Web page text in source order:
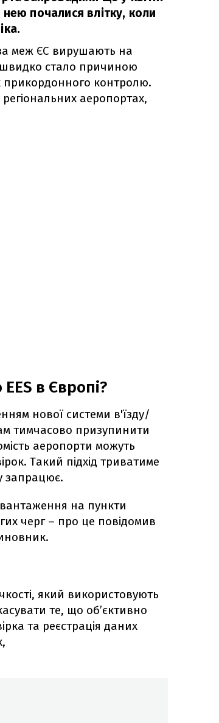
почалися влітку, коли
меж ЄС вирушають на
швидко стало причиною
прикордонного контролю.
аеропортах,
в Європі?
нової системи в'їзду/
тимчасово призупинити
аеропорти можуть
Такий підхід триватиме
запрацює.
на пункти
черг – про це повідомив
який використовують
те, що об’єктивно
та реєстрація даних